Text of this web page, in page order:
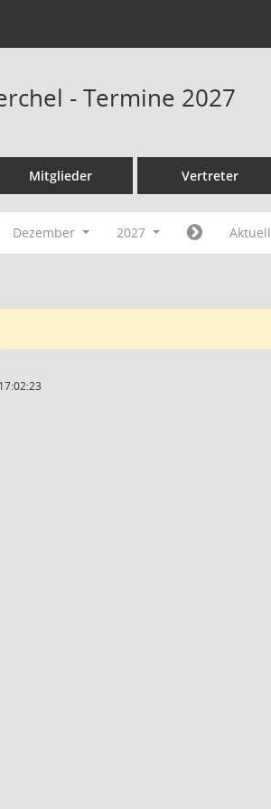
- Termine 2027
Mitglieder Vertreter
Dezember 2027 Aktuell